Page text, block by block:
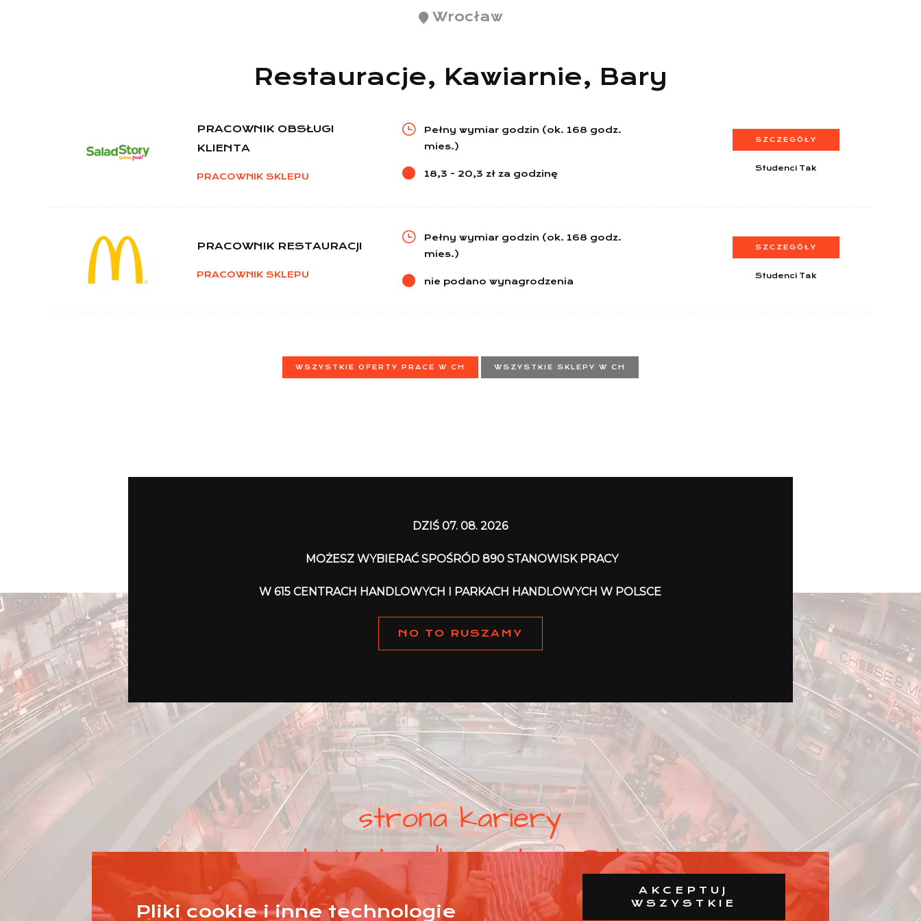
Wrocław
Restauracje, Kawiarnie, Bary
PRACOWNIK OBSŁUGI
KLIENTA
PRACOWNIK SKLEPU
Pełny wymiar godzin (ok. 168 godz.
mies.)
18,3 - 20,3 zł za godzinę
SZCZEGÓŁY
Studenci Tak
PRACOWNIK RESTAURACJI
PRACOWNIK SKLEPU
Pełny wymiar godzin (ok. 168 godz.
mies.)
nie podano wynagrodzenia
SZCZEGÓŁY
Studenci Tak
WSZYSTKIE OFERTY PRACE W CH WSZYSTKIE SKLEPY W CH
DZIŚ 07. 08. 2026
MOŻESZ WYBIERAĆ SPOŚRÓD 890 STANOWISK PRACY
W 615 CENTRACH HANDLOWYCH I PARKACH HANDLOWYCH W POLSCE
NO TO RUSZAMY
Pliki cookie i inne technologie
AKCEPTUJ
WSZYSTKIE